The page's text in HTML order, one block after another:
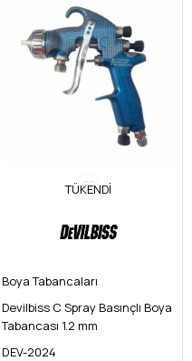
TÜKENDI
Boya Tabancaları
Devilbiss C Spray Basınçlı Boya
Tabancası 1.2 mm
DEV-2024